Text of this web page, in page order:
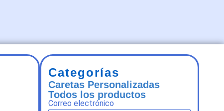
Categorías
Caretas Personalizadas
Todos los productos
Correo electrónico